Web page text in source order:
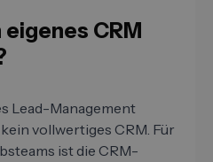
CRM
Lead-Management
vollwertiges CRM. Für
ist die CRM-